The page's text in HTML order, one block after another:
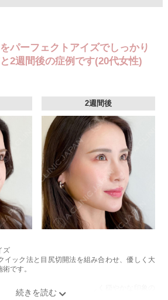
パーフェクトアイズでしっかり
2週間後の症例です(20代女性)
2週間後
ズ
イック法と目尻切開法を組み合わせ、優しく大
です。
軽く引き下げることで、優しく穏やかな印象の